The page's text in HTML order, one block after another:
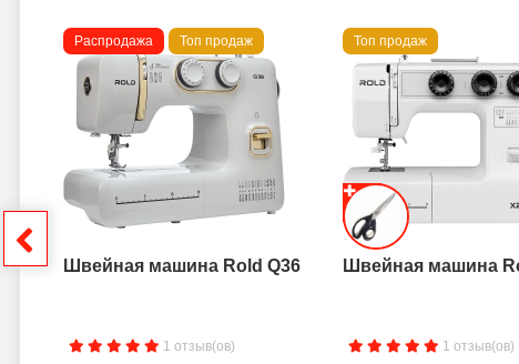
Распродажа Топ продаж
Швейная машина Rold Q36
1 отзыв(ов)
Топ продаж
Швейная машина
1 отзыв(ов)